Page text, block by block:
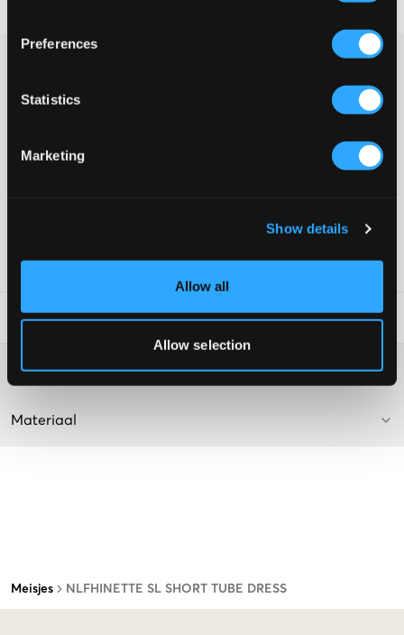
Preferences
Statistics
Marketing
Show details
Allow all
Allow selection
Meisjes NLFHINETTE SL SHORT TUBE DRESS
perfect is voor de festiviteiten van de zomer. Bovenaan is er
smockwerk en onderaan is er decoratief kant. De dunne
schouderbandjes zijn verstelbaar voor een optimale pasvorm.
Smock
Pink Marshmallow
SKU
Laundry Advice:
Washing advice
Materiaal